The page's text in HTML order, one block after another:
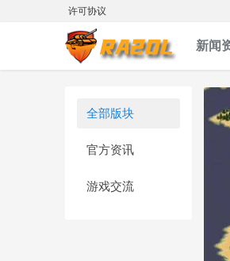
许可协议
新闻
全部版块
官方资讯
游戏交流